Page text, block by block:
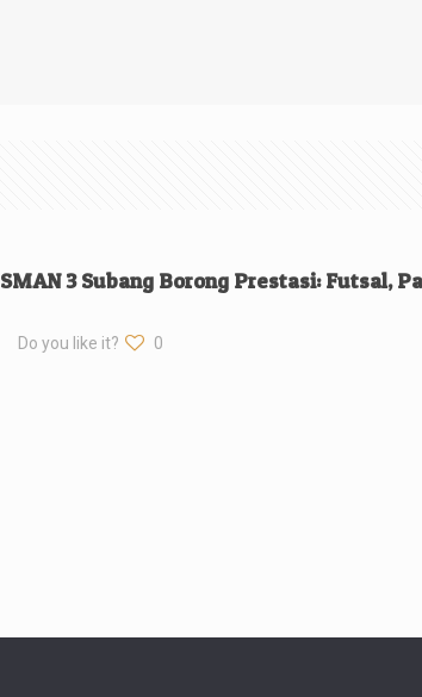
SMAN 3 Subang Borong Prestasi: Futsal,
Do you like it? 0